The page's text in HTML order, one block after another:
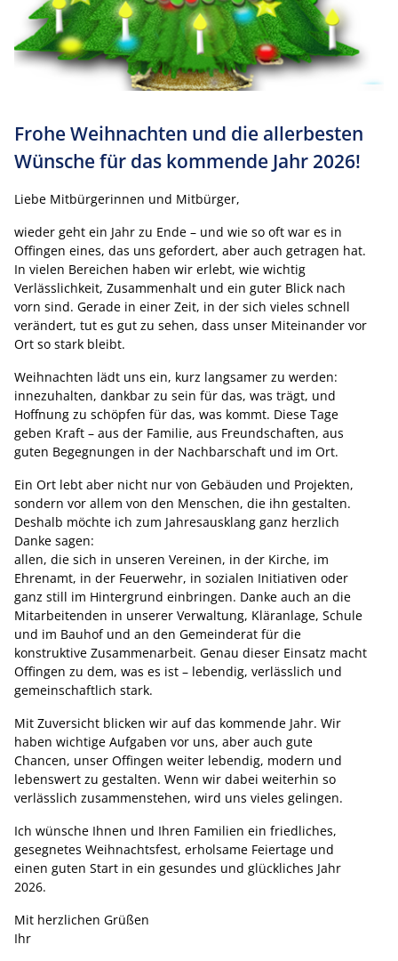
Frohe Weihnachten und die allerbesten
Wünsche für das kommende Jahr 2026!
Liebe Mitbürgerinnen und Mitbürger,
wieder geht ein Jahr zu Ende – und wie so oft war es in
Offingen eines, das uns gefordert, aber auch getragen hat.
In vielen Bereichen haben wir erlebt, wie wichtig
Verlässlichkeit, Zusammenhalt und ein guter Blick nach
vorn sind. Gerade in einer Zeit, in der sich vieles schnell
verändert, tut es gut zu sehen, dass unser Miteinander vor
Ort so stark bleibt.
Weihnachten lädt uns ein, kurz langsamer zu werden:
innezuhalten, dankbar zu sein für das, was trägt, und
Hoffnung zu schöpfen für das, was kommt. Diese Tage
geben Kraft – aus der Familie, aus Freundschaften, aus
guten Begegnungen in der Nachbarschaft und im Ort.
Ein Ort lebt aber nicht nur von Gebäuden und Projekten,
sondern vor allem von den Menschen, die ihn gestalten.
Deshalb möchte ich zum Jahresausklang ganz herzlich
Danke sagen:
allen, die sich in unseren Vereinen, in der Kirche, im
Ehrenamt, in der Feuerwehr, in sozialen Initiativen oder
ganz still im Hintergrund einbringen. Danke auch an die
Mitarbeitenden in unserer Verwaltung, Kläranlage, Schule
und im Bauhof und an den Gemeinderat für die
konstruktive Zusammenarbeit. Genau dieser Einsatz macht
Offingen zu dem, was es ist – lebendig, verlässlich und
gemeinschaftlich stark.
Mit Zuversicht blicken wir auf das kommende Jahr. Wir
haben wichtige Aufgaben vor uns, aber auch gute
Chancen, unser Offingen weiter lebendig, modern und
lebenswert zu gestalten. Wenn wir dabei weiterhin so
verlässlich zusammenstehen, wird uns vieles gelingen.
Ich wünsche Ihnen und Ihren Familien ein friedliches,
gesegnetes Weihnachtsfest, erholsame Feiertage und
einen guten Start in ein gesundes und glückliches Jahr
2026.
Mit herzlichen Grüßen
Ihr